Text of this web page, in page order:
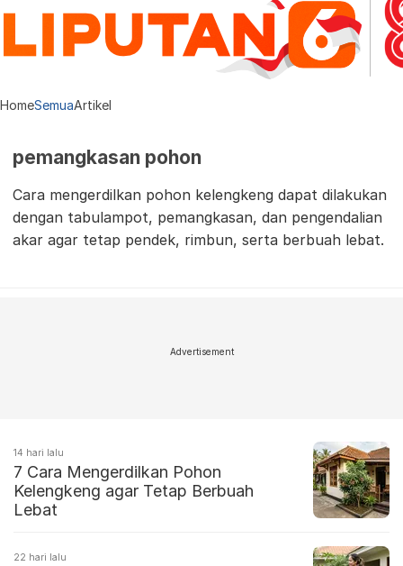
HomeSemuaArtikel
pemangkasan pohon
Cara mengerdilkan pohon kelengkeng dapat dilakukan
dengan tabulampot, pemangkasan, dan pengendalian
akar agar tetap pendek, rimbun, serta berbuah lebat.
Advertisement
14 hari lalu
7 Cara Mengerdilkan Pohon
Kelengkeng agar Tetap Berbuah
Lebat
22 hari lalu